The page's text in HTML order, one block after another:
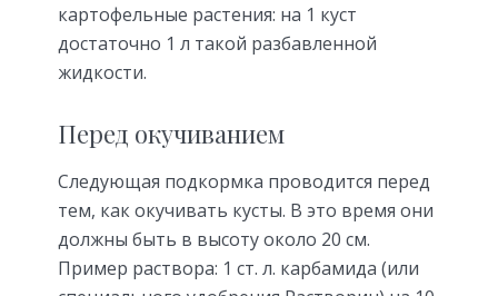
картофельные растения: на 1 куст
достаточно 1 л такой разбавленной
жидкости.
Перед окучиванием
Следующая подкормка проводится перед
тем, как окучивать кусты. В это время они
должны быть в высоту около 20 см.
Пример раствора: 1 ст. л. карбамида (или